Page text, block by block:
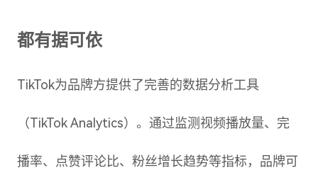
都有据可依
TikTok为品牌方提供了完善的数据分析工具
（TikTok Analytics）。通过监测视频播放量、完
播率、点赞评论比、粉丝增长趋势等指标，品牌可